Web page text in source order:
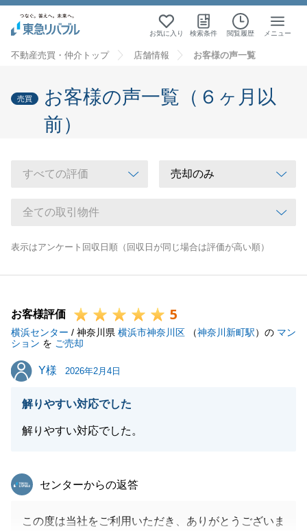
お気に入り 検索条件 閲覧履歴 メニュー
不動産売買・仲介トップ 店舗情報 お客様の声一覧
売買
お客様の声一覧（６ヶ月以
前）
表示はアンケート回収日順（回収日が同じ場合は評価が高い順）
お客様評価 5
横浜センター / 神奈川県 横浜市神奈川区 （神奈川新町駅）の マン
ション を ご売却
Y様
Y様 2026年2月4日
解りやすい対応でした
解りやすい対応でした。
東急リバブル
センターからの返答
この度は当社をご利用いただき、ありがとうございま